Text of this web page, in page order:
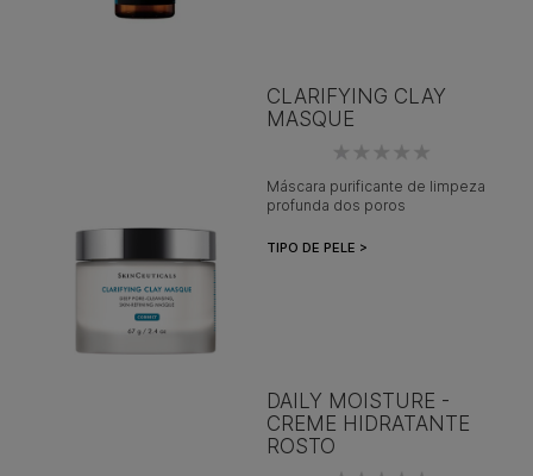
CLARIFYING CLAY
MASQUE
Máscara purificante de limpeza
profunda dos poros
TIPO DE PELE >
DAILY MOISTURE -
CREME HIDRATANTE
ROSTO